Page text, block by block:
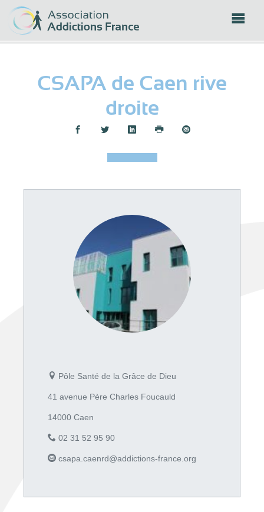
CSAPA de Caen rive
droite
Partager :
Pôle Santé de la Grâce de Dieu
41 avenue Père Charles Foucauld
14000 Caen
02 31 52 95 90
csapa.caenrd@addictions-france.org
Panneau de gestion des cookies